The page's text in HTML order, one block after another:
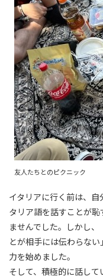
友人たちとのピクニック
イタリアに行く前は、
タリア語を話すことが
ませんでした。しかし
とが相手には伝わらな
力を始めました。
そして、積極的に話し